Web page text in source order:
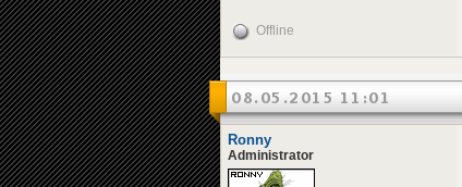
Offline
08.05.2015 11:01
Ronny
Administrator